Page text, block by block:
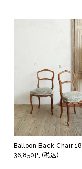
Balloon Back Chair.18
36,850円(税込)